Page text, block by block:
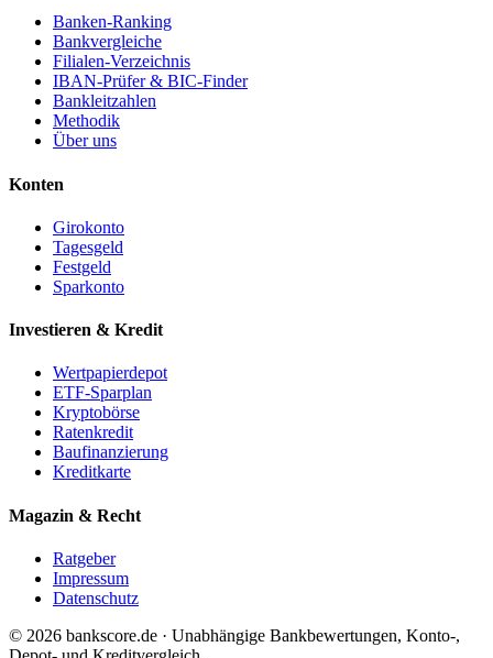
Banken-Ranking
Bankvergleiche
Filialen-Verzeichnis
IBAN-Prüfer & BIC-Finder
Bankleitzahlen
Methodik
Über uns
Konten
Girokonto
Tagesgeld
Festgeld
Sparkonto
Investieren & Kredit
Wertpapierdepot
ETF-Sparplan
Kryptobörse
Ratenkredit
Baufinanzierung
Kreditkarte
Magazin & Recht
Ratgeber
Impressum
Datenschutz
© 2026 bankscore.de · Unabhängige Bankbewertungen, Konto-,